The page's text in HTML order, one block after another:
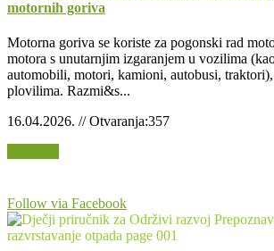
motornih goriva
Motorna goriva se koriste za pogonski rad
motora s unutarnjim izgaranjem u vozilima
automobili, motori, kamioni, autobusi,
plovilima. Razmi&s...
16.04.2026. // Otvaranja:357
Follow via Facebook